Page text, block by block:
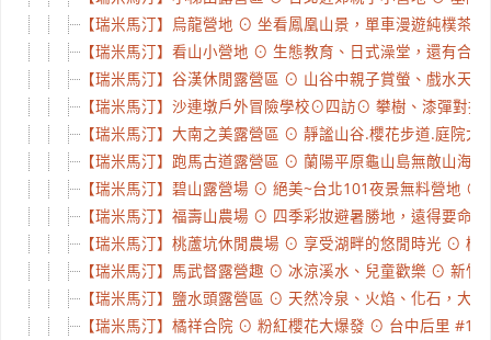
【瑞米馬汀】烏龍營地 ⊙ 坐看鳳凰山景，單車漫遊純樸茶
【瑞米馬汀】看山小營地 ⊙ 生態教育、日式澡堂，還有合
【瑞米馬汀】谷漢休閒露營區 ⊙ 山谷中親子賞螢、戲水天
【瑞米馬汀】沙連墩戶外冒險學校⊙四訪⊙ 攀樹、漆彈對
【瑞米馬汀】大南之美露營區 ⊙ 靜謐山谷.櫻花步道.庭院
【瑞米馬汀】跑馬古道露營區 ⊙ 蘭陽平原龜山島無敵山海
【瑞米馬汀】碧山露營場 ⊙ 絕美~台北101夜景無料營地 ⊙
【瑞米馬汀】福壽山農場 ⊙ 四季彩妝避暑勝地，遠得要命
【瑞米馬汀】桃蘆坑休閒農場 ⊙ 享受湖畔的悠閒時光 ⊙ 桃
【瑞米馬汀】馬武督露營趣 ⊙ 冰涼溪水、兒童歡樂 ⊙ 新竹
【瑞米馬汀】鹽水頭露營區 ⊙ 天然冷泉、火焰、化石，大
【瑞米馬汀】橘祥合院 ⊙ 粉紅櫻花大爆發 ⊙ 台中后里 #164